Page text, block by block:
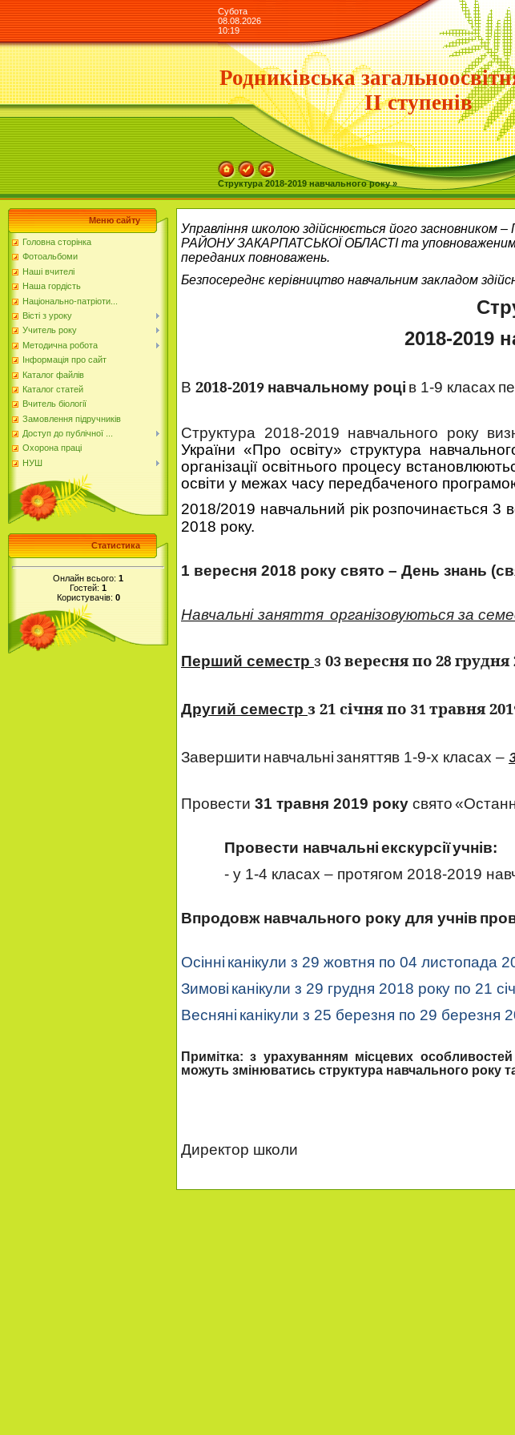
Субота
08.08.2026
10:19
Родниківська
ІІ ступенів
Структура 2018-2019 навчального року »
Меню сайту
Головна сторінка
Фотоальбоми
Наші вчителі
Наша гордість
Національно-патріоти...
Вісті з уроку
Учитель року
Методична робота
Інформація про сайт
Каталог файлів
Каталог статей
Вчитель біології
Замовлення підручників
Доступ до публічної ...
Охорона праці
НУШ
Статистика
Онлайн всього: 1
Гостей: 1
Користувачів: 0
Управління школою здійснюється його
РАЙОНУ ЗАКАРПАТСЬКОЇ ОБЛАСТІ та уповноваженим
переданих повноважень.
Безпосереднє керівництво навчальним закладом
2018-2019
В 2018-2019 навчальному році в 1-9 класах
Структура 2018-2019 навчального року
України «Про освіту» структура
організації освітнього процесу
освіти у межах часу передбаченого
2018/2019 навчальний рік розпочинається 3
2018 року.
1 вересня 2018 року свято – День знань
Навчальні заняття організовуються за
Перший семестр з 03 вересня по 28 грудня
Другий семестр з 21 січня по 31 травня 201
Завершити навчальнізаняттяв 1-9-х класах –
Провести 31 травня 2019 року свято
Провести навчальні екскурсіїучнів:
- у 1-4 класах – протягом 2018-2019
Впродовж навчального року для учнів
Осінні канікули з 29 жовтня по 04 листопада
Зимові канікули з 29 грудня 2018 року по 21
Весняні канікули з 25 березня по 29 березня
Примітка: з урахуванням місцевих
можуть змінюватись структура навчального року
Директор школи Ю.